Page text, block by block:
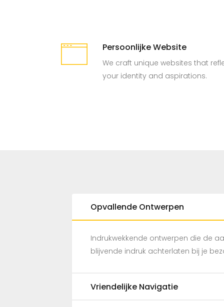
Persoonlijke Website
We craft unique websites that
your identity and aspirations.
Opvallende Ontwerpen
Indrukwekkende ontwerpen die de
blijvende indruk achterlaten bij je
Vriendelijke Navigatie